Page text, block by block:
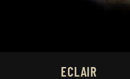
ECLAIR